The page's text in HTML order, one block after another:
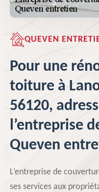
QUEVEN
Pour une
toiture à
56120,
l’entreprise
Queven
L’entreprise de
ses services aux